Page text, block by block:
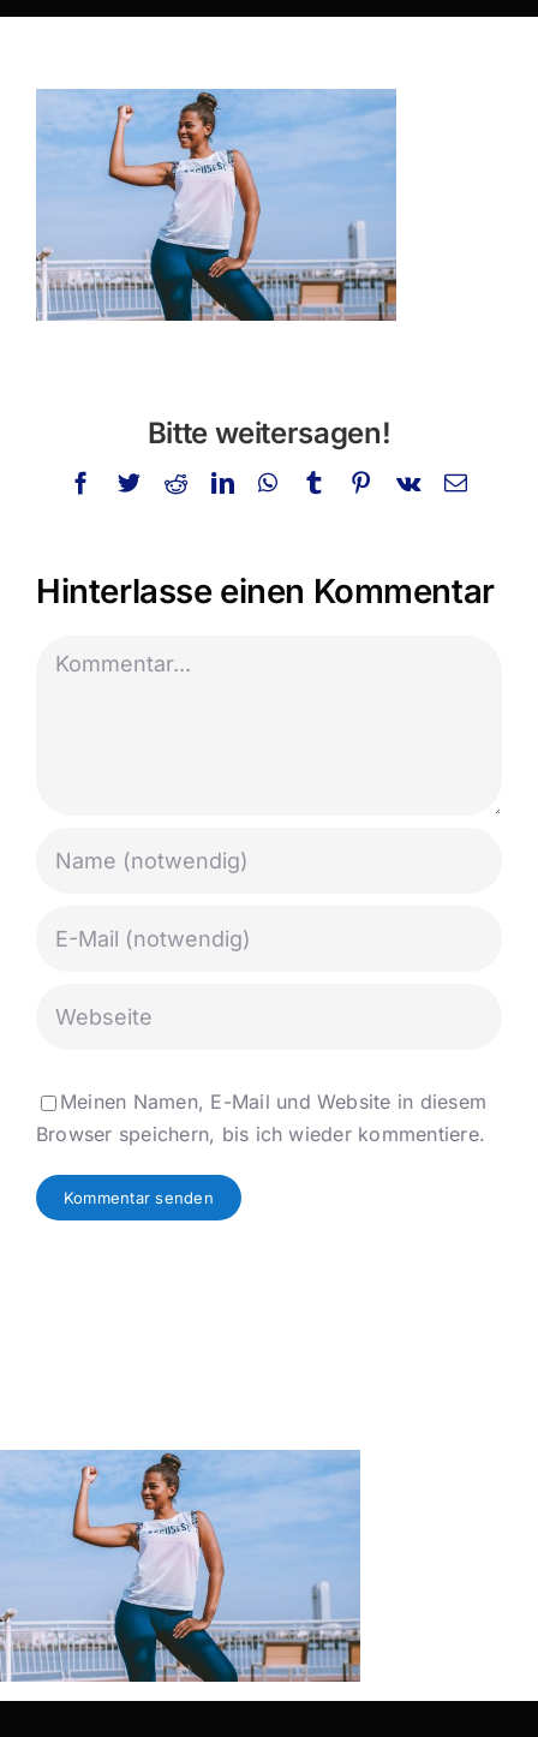
Privatstunden
Schminken
Kontakt
Bitte weitersagen!
Facebook
TwitterRedditLinkedInWhatsApp
TumblrPinterest
Vk
E-
Hinterlasse einen Kommentar
Meinen Namen, E-Mail und Website in diesem
Browser speichern, bis ich wieder kommentiere.